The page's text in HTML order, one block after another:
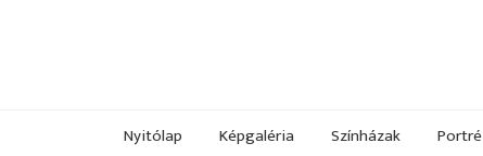
Nyitólap Képgaléria Színházak Portré